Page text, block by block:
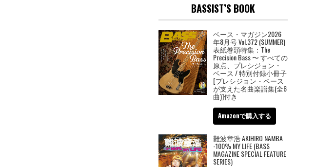
BASSIST’S BOOK
ベース・マガジン2026
年8月号 Vol.372 (SUMMER)
表紙巻頭特集：The
Precision Bass 〜 すべての
原点、プレシジョン・
ベース / 特別付録小冊子
[プレシジョン・ベース
が支えた名曲楽譜集(全6
曲)]付き
Amazonで購入する
難波章浩 AKIHIRO NAMBA
-100% MY LIFE (BASS
MAGAZINE SPECIAL FEATURE
SERIES)